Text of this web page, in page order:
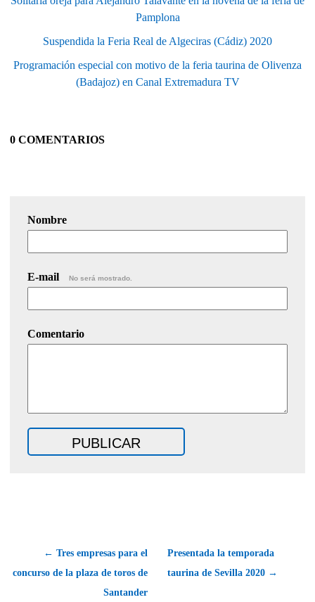
Pamplona
Suspendida la Feria Real de Algeciras (Cádiz) 2020
Programación especial con motivo de la feria taurina de Olivenza
(Badajoz) en Canal Extremadura TV
0 COMENTARIOS
Nombre
E-mail No será mostrado.
Comentario
← Tres empresas para el
concurso de la plaza de toros de
Santander
Presentada la temporada
taurina de Sevilla 2020 →